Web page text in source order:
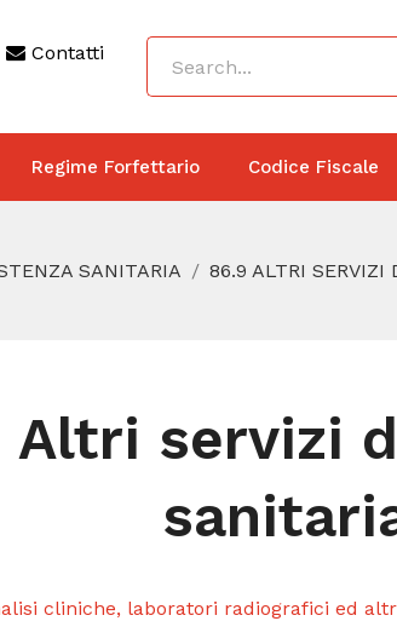
Contatti
Regime Forfettario Codice Fiscale
SANITARIA
86.9 ALTRI SERVIZI
Altri servizi
cliniche, laboratori radiografici ed